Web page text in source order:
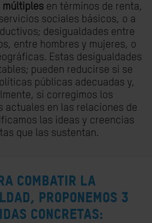
múltiples en términos de renta,
sociales básicos, o a
desigualdades entre
entre hombres y mujeres, o
Estas desigualdades
pueden reducirse si se
públicas adecuadas y,
si corregimos los
actuales en las relaciones de
las ideas y creencias
que las sustentan.
COMBATIR LA
PROPONEMOS 3
CONCRETAS: